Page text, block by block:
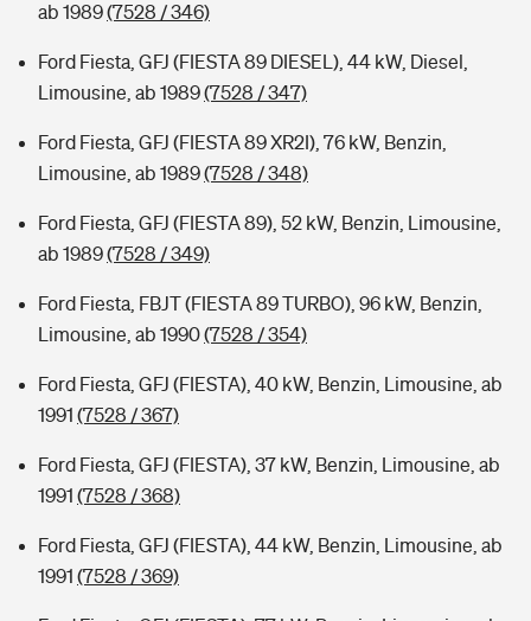
ab 1989(7528 / 346)
Ford Fiesta, GFJ (FIESTA 89 DIESEL), 44 kW, Diesel,
Limousine, ab 1989(7528 / 347)
Ford Fiesta, GFJ (FIESTA 89 XR2I), 76 kW, Benzin,
Limousine, ab 1989(7528 / 348)
Ford Fiesta, GFJ (FIESTA 89), 52 kW, Benzin, Limousine,
ab 1989(7528 / 349)
Ford Fiesta, FBJT (FIESTA 89 TURBO), 96 kW, Benzin,
Limousine, ab 1990(7528 / 354)
Ford Fiesta, GFJ (FIESTA), 40 kW, Benzin, Limousine, ab
1991 (7528 / 367)
Ford Fiesta, GFJ (FIESTA), 37 kW, Benzin, Limousine, ab
1991 (7528 / 368)
Ford Fiesta, GFJ (FIESTA), 44 kW, Benzin, Limousine, ab
1991 (7528 / 369)